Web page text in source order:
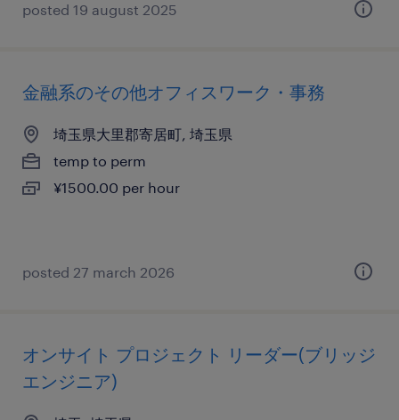
posted 19 august 2025
金融系のその他オフィスワーク・事務
埼玉県大里郡寄居町, 埼玉県
temp to perm
¥1500.00 per hour
posted 27 march 2026
オンサイト プロジェクト リーダー(ブリッジ
エンジニア)